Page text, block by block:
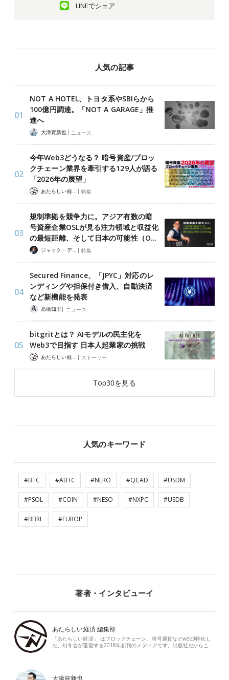
LINEでシェア
人気の記事
NOT A HOTEL、トヨタ系やSBIらから
100億円調達。「NOT A GARAGE」推
進へ
大津賀新也 | ニュース
今年Web3どうなる？ 暗号資産/ブロッ
クチェーン業界を牽引する129人が語る
「2026年の展望」
あたらしい経済 編集部 | 特集
規制準拠を競争力に。アジア有数の暗
号資産企業OSLが見る注力領域と収益化
の最短距離、そして日本の可能性（O…
ジャック・デロン（Jack Derong） | 特集
Secured Finance、「JPYC」対応のレ
ンディングや担保付き借入、自動決済
など新機能を発表
髙橋知里 | ニュース
bitgritとは？ AIモデルの民主化を
Web3で目指す 日本人起業家の挑戦
あたらしい経済 編集部 | ストーリー
Top30を見る
人気のキーワード
#BTC #ABTC #NERO #QCAD #USDM
#PSOL #COIN #NESO #NXPC #USDB
#BBRL #EUROP
著者・インタビューイ
あたらしい経済 編集部
「あたらしい経済」 はブロックチェーン、暗号通貨などweb3特化し
た、幻冬舎が運営する2018年創刊のメディアです。出版社だからこ…
大津賀新也